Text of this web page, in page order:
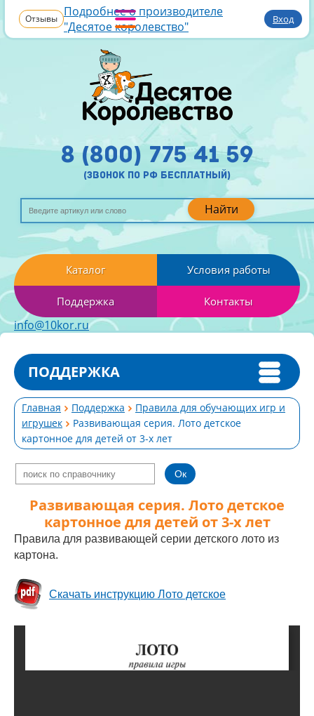
Отзывы Подробнее о производителе
"Десятое королевство"
Вход
Найти
8 (800) 775 41 59
(звонок по рф бесплатный)
Каталог Условия работы
Поддержка Контакты
info@10kor.ru
ПОДДЕРЖКА
Главная Поддержка
Правила для обучающих игр и
игрушек
Развивающая серия. Лото детское
картонное для детей от 3-х лет
Развивающая серия. Лото детское
картонное для детей от 3-х лет
Правила для развивающей серии детского лото из
картона.
Скачать инструкцию Лото детское